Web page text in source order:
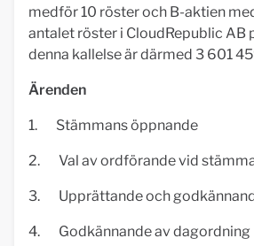
medför 10 röster och B-aktien
antalet röster i CloudRepublic AB
denna kallelse är därmed 3 601
Ärenden
1. Stämmans öppnande
2. Val av ordförande vid
3. Upprättande och
4. Godkännande av dagordning